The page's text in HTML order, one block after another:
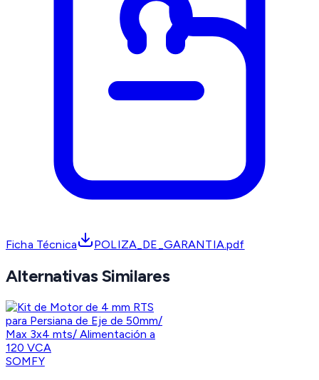
Ficha Técnica POLIZA_DE_GARANTIA.pdf
Alternativas Similares
SOMFY